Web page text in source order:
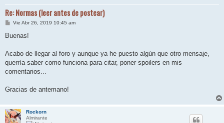
Re: Normas (leer antes de postear)
M
n
j
Vie Abr 26, 2019 10:45 am
Buenas!
Acabo de llegar al foro y aunque ya he puesto algún que otro mensaje,
querría saber como funciona para citar, poner spoilers en mis
comentarios...
Gracias de antemano!
Rockorn
Almirante